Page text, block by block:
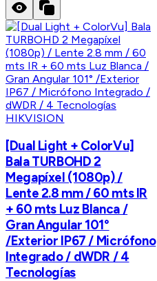
HIKVISION
[Dual Light + ColorVu]
Bala TURBOHD 2
Megapíxel (1080p) /
Lente 2.8 mm / 60 mts IR
+ 60 mts Luz Blanca /
Gran Angular 101°
/Exterior IP67 / Micrófono
Integrado / dWDR / 4
Tecnologías